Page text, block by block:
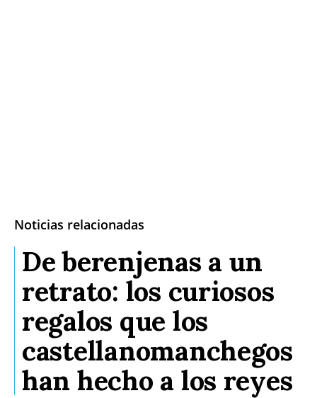
Noticias relacionadas
De berenjenas a un
retrato: los curiosos
regalos que los
castellanomanchegos
han hecho a los reyes